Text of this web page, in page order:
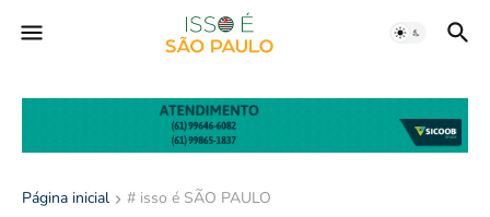
Página inicial # isso é SÃO PAULO